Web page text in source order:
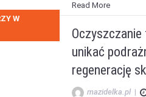
Read More
W
unikać
regenerację
mazidelka.pl |